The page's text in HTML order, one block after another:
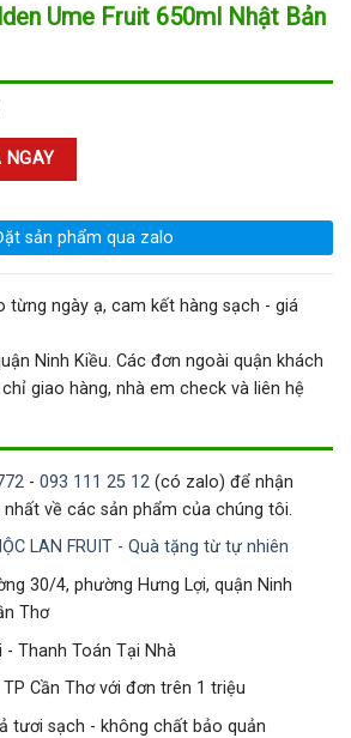
Ume Fruit 650ml Nhật Bản
Fruit 650ml Nhật Bản - Chai số lượng
NGAY
sản phẩm qua zalo
từng ngày ạ, cam kết hàng sạch - giá
Ninh Kiều. Các đơn ngoài quận khách
giao hàng, nhà em check và liên hệ
- 093 111 25 12(có zalo) để nhận
về các sản phẩm của chúng tôi.
LAN FRUIT - Quà tặng từ tự nhiên
30/4, phường Hưng Lợi, quận Ninh
Thơ
- Thanh Toán Tại Nhà
Cần Thơ với đơn trên 1 triệu
tươi sạch - không chất bảo quản